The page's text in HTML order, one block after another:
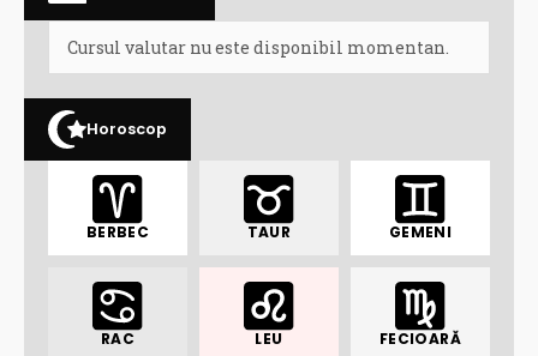
Cursul valutar nu este disponibil momentan.
Horoscop
BERBEC TAUR GEMENI
RAC LEU FECIOARĂ